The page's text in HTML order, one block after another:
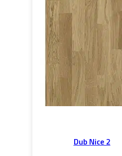
Dub Nice 2